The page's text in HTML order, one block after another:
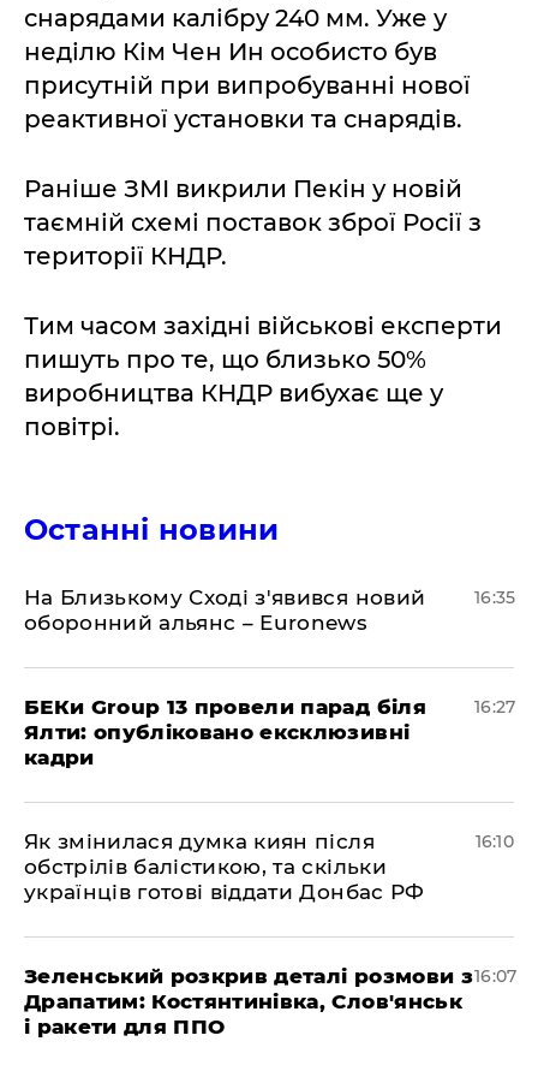
снарядами калібру 240 мм. Уже у
неділю Кім Чен Ин особисто був
присутній при випробуванні нової
реактивної установки та снарядів.
Раніше ЗМІ викрили Пекін у новій
таємній схемі поставок зброї Росії з
території КНДР.
Тим часом західні військові експерти
пишуть про те, що близько 50%
виробництва КНДР вибухає ще у
повітрі.
Останні новини
На Близькому Сході з'явився новий
оборонний альянс – Euronews
16:35
БЕКи Group 13 провели парад біля
Ялти: опубліковано ексклюзивні
кадри
16:27
Як змінилася думка киян після
обстрілів балістикою, та скільки
українців готові віддати Донбас РФ
16:10
Зеленський розкрив деталі розмови з
Драпатим: Костянтинівка, Слов'янськ
і ракети для ППО
16:07